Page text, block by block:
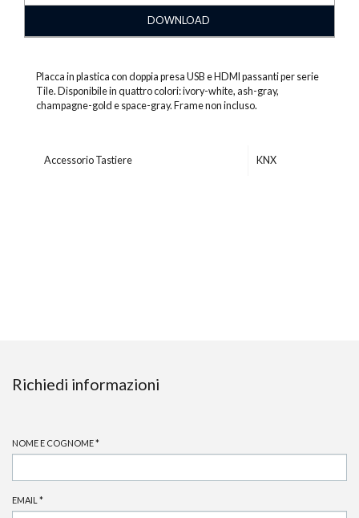
DOWNLOAD
Placca in plastica con doppia presa USB e HDMI passanti per serie
Tile. Disponibile in quattro colori: ivory-white, ash-gray,
champagne-gold e space-gray. Frame non incluso.
Accessorio Tastiere KNX
Richiedi informazioni
NOME E COGNOME*
EMAIL *